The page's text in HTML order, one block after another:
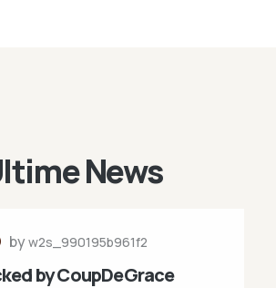
News
byw2s_990195b961f2
by CoupDeGrace